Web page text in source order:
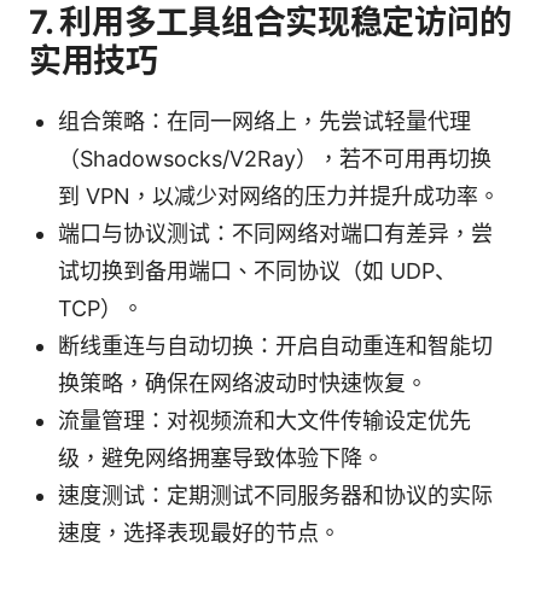
7. 利用多工具组合实现稳定访问的
实用技巧
组合策略：在同一网络上，先尝试轻量代理
（Shadowsocks/V2Ray），若不可用再切换
到 VPN，以减少对网络的压力并提升成功率。
端口与协议测试：不同网络对端口有差异，尝
试切换到备用端口、不同协议（如 UDP、
TCP）。
断线重连与自动切换：开启自动重连和智能切
换策略，确保在网络波动时快速恢复。
流量管理：对视频流和大文件传输设定优先
级，避免网络拥塞导致体验下降。
速度测试：定期测试不同服务器和协议的实际
速度，选择表现最好的节点。